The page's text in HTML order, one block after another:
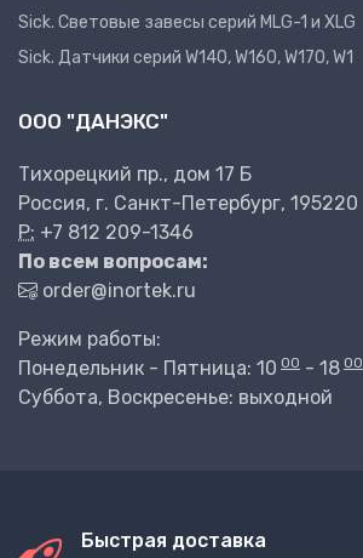
Sick. Световые завесы серий MLG-1 и XLG
Sick. Датчики серий W140, W160, W170, W1
ООО "ДАНЭКС"
Тихорецкий пр., дом 17 Б
Россия, г. Санкт-Петербург, 195220
P: +7 812 209-1346
По всем вопросам:
order@inortek.ru
Режим работы:
Понедельник - Пятница: 10 00 - 18 00
Суббота, Воскресенье: выходной
Быстрая доставка